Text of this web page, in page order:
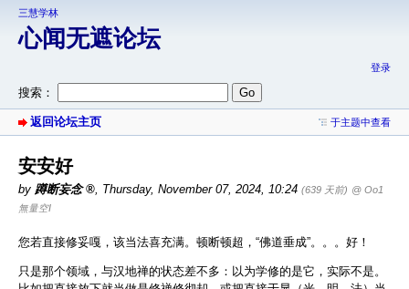
三慧学林
心闻无遮论坛
登录
搜索：
返回论坛主页 于主题中查看
安安好
by 蹲断妄念 , Thursday, November 07, 2024, 10:24 (639 天前) @ Oo1
無量空I
您若直接修妥嘎，该当法喜充满。顿断顿超，“佛道垂成”。。。好！
只是那个领域，与汉地禅的状态差不多：以为学修的是它，实际不是。